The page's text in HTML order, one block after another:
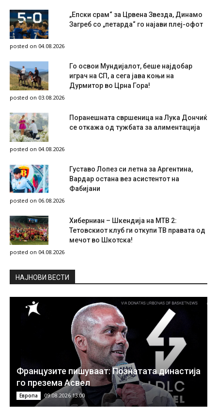
„Епски срам“ за Црвена Звезда, Динамо
Загреб со „петарда“ го најави плеј-офот
posted on 04.08.2026
Го освои Мундијалот, беше најдобар
играч на СП, а сега јава коњи на
Дурмитор во Црна Гора!
posted on 03.08.2026
Поранешната свршеница на Лука Дончиќ
се откажа од тужбата за алиментација
posted on 04.08.2026
Густаво Лопез си летна за Аргентина,
Вардар остана вез асистентот на
Фабијани
posted on 06.08.2026
Хиберниан – Шкендија на МТВ 2:
Тетовскиот клуб ги откупи ТВ правата од
мечот во Шкотска!
posted on 04.08.2026
НAЈНОВИ ВЕСТИ
Французите пишуваат: Познатата династија
го презема Асвел
Европа 09.08.2026 13:00